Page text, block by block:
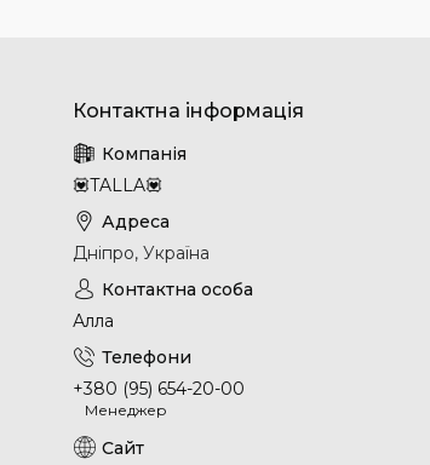
💟TALLA💟
Дніпро, Україна
Алла
+380 (95) 654-20-00
Менеджер